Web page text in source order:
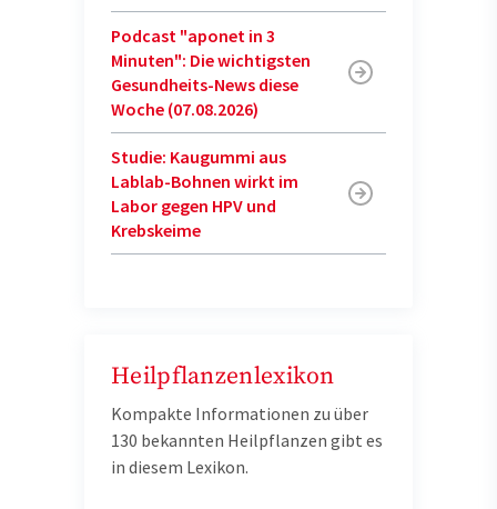
Podcast "aponet in 3
Minuten": Die wichtigsten
Gesundheits-News diese
Woche (07.08.2026)
Studie: Kaugummi aus
Lablab-Bohnen wirkt im
Labor gegen HPV und
Krebskeime
Heilpflanzenlexikon
Kompakte Informationen zu über
130 bekannten Heilpflanzen gibt es
in diesem Lexikon.